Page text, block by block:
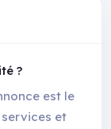
?
est le
et